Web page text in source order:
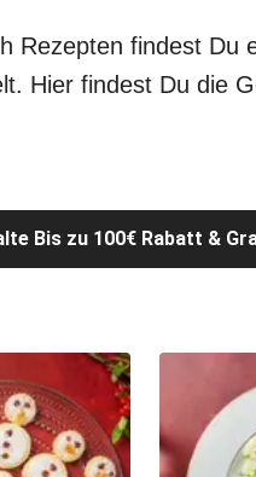
Rezepten findest
Hier findest Du die
Bis zu 100€ Rabatt &